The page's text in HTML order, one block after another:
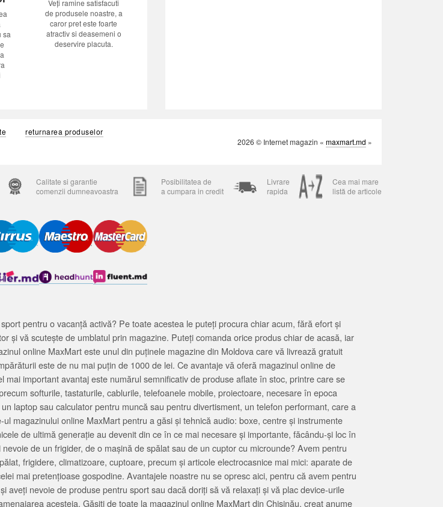
sa
Veți ramine satisfacuti
de produsele noastre, a
caror pret este foarte
atractiv si deasemeni o
deservire placuta.
returnarea produselor
2026 © Internet magazin « maxmart.md »
Calitate si garantie
comenzii dumneavoastra
Posibilitatea de
a cumpara in credit
Livrare
rapida
Cea mai mare
listă de articole
pentru o vacanță activă? Pe toate acestea le puteți procura chiar acum, fără efort și
și vă scutește de umblatul prin magazine. Puteți comanda orice produs chiar de acasă, iar
online MaxMart este unul din puținele magazine din Moldova care vă livrează gratuit
este de nu mai puțin de 1000 de lei. Ce avantaje vă oferă magazinul online de
important avantaj este numărul semnificativ de produse aflate în stoc, printre care se
softurile, tastaturile, cablurile, telefoanele mobile, proiectoare, necesare în epoca
laptop sau calculator pentru muncă sau pentru divertisment, un telefon performant, care a
magazinului online MaxMart pentru a găsi și tehnică audio: boxe, centre și instrumente
de ultimă generație au devenit din ce în ce mai necesare și importante, făcându-și loc în
de un frigider, de o mașină de spălat sau de un cuptor cu microunde? Avem pentru
frigidere, climatizoare, cuptoare, precum și articole electrocasnice mai mici: aparate de
mai pretențioase gospodine. Avantajele noastre nu se opresc aici, pentru că avem pentru
aveți nevoie de produse pentru sport sau dacă doriți să vă relaxați și vă plac device-urile
acesteia. Găsiți de toate la magazinul online MaxMart din Chișinău, creat anume